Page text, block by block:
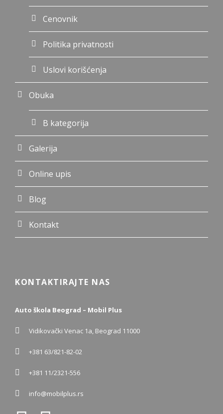
Cenovnik
Politika privatnosti
Uslovi korišćenja
Obuka
B kategorija
Galerija
Online upis
Blog
Kontakt
KONTAKTIRAJTE NAS
Auto škola Beograd – Mobil Plus
Vidikovački Venac 1a, Beograd 11000
+381 63/821-82-02
+381 11/2321-556
info@mobilplus.rs